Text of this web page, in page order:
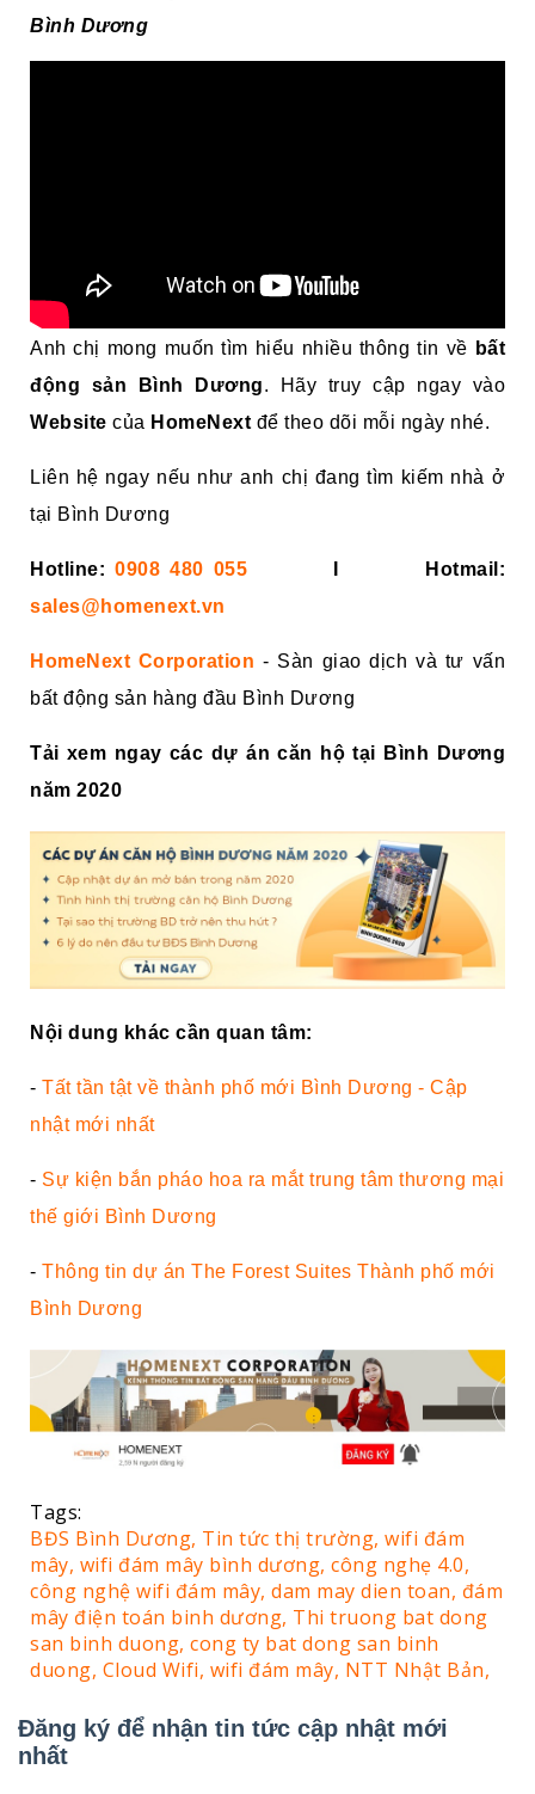
Bình Dương
Anh chị mong muốn tìm hiểu nhiều thông tin về bất
động sản Bình Dương. Hãy truy cập ngay vào
Website của HomeNext để theo dõi mỗi ngày nhé.
Liên hệ ngay nếu như anh chị đang tìm kiếm nhà ở
tại Bình Dương
Hotline:0908 480 055
I Hotmail:
sales@homenext.vn
HomeNext Corporation - Sàn giao dịch và tư vấn
bất động sản hàng đầu Bình Dương
Tải xem ngay các dự án căn hộ tại Bình Dương
năm 2020
Nội dung khác cần quan tâm:
- Tất tần tật về thành phố mới Bình Dương - Cập
nhật mới nhất
- Sự kiện bắn pháo hoa ra mắt trung tâm thương mại
thế giới Bình Dương
- Thông tin dự án The Forest Suites Thành phố mới
Bình Dương
Tags:
BĐS Bình Dương, Tin tức thị trường, wifi đám
mây, wifi đám mây bình dương, công nghẹ 4.0,
công nghệ wifi đám mây, dam may dien toan, đám
mây điện toán binh dương, Thi truong bat dong
san binh duong, cong ty bat dong san binh
duong, Cloud Wifi, wifi đám mây, NTT Nhật Bản,